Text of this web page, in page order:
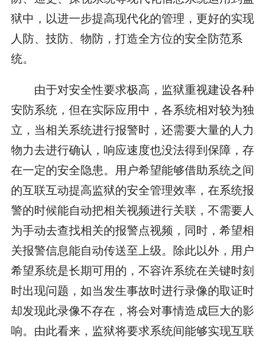
狱中，以进一步提高现代化的管理，更好的实现
人防、技防、物防，打造全方位的安全防范系
统。
由于对安全性要求极高，监狱重视建设各种
安防系统，但在实际应用中，各系统相对较为独
立，当相关系统进行报警时，还需要大量的人力
物力去进行确认，响应速度也没法得到保障，存
在一定的安全隐患。用户希望能够借助系统之间
的互联互动提高监狱的安全管理效率，在系统报
警的时候能自动把相关视频进行关联，不需要人
为手动去查找相关的报警点视频，同时，希望相
关报警信息能自动传送至上级。除此以外，用户
希望系统是长期可用的，不容许系统在关键时刻
时出现问题，如当发生事故时进行录像的取证时
却发现此录像不存在，将会对事情造成巨大的影
响。由此看来，监狱将要求系统间能够实现互联